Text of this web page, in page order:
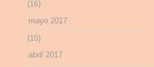
(16)
mayo 2017
(15)
abril 2017